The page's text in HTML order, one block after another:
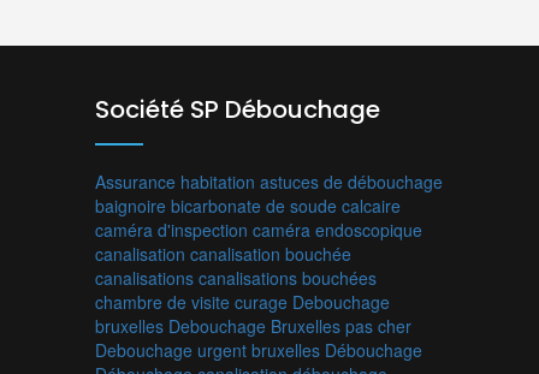
Société SP Débouchage
Assurance habitation astuces de débouchage
baignoire bicarbonate de soude calcaire
caméra d'inspection caméra endoscopique
canalisation canalisation bouchée
canalisations canalisations bouchées
chambre de visite curage Debouchage
bruxelles Debouchage Bruxelles pas cher
Debouchage urgent bruxelles Débouchage